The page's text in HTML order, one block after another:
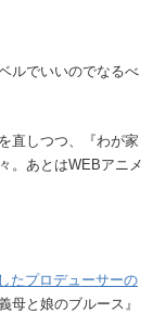
ルでいいのでなるべ
直しつつ、『わが家
。あとはWEBアニメ
たプロデューサーの
母と娘のブルース』